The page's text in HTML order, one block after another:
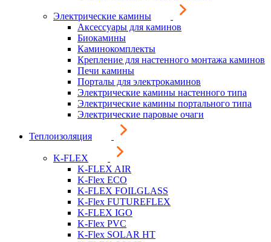
Электрические камины
Аксессуары для каминов
Биокамины
Каминокомплекты
Крепление для настенного монтажа каминов
Печи камины
Порталы для электрокаминов
Электрические камины настенного типа
Электрические камины портального типа
Электрические паровые очаги
Теплоизоляция
K-FLEX
K-FLEX AIR
K-Flex ECO
K-FLEX FOILGLASS
K-Flex FUTUREFLEX
K-FLEX IGO
K-Flex PVC
K-Flex SOLAR HT